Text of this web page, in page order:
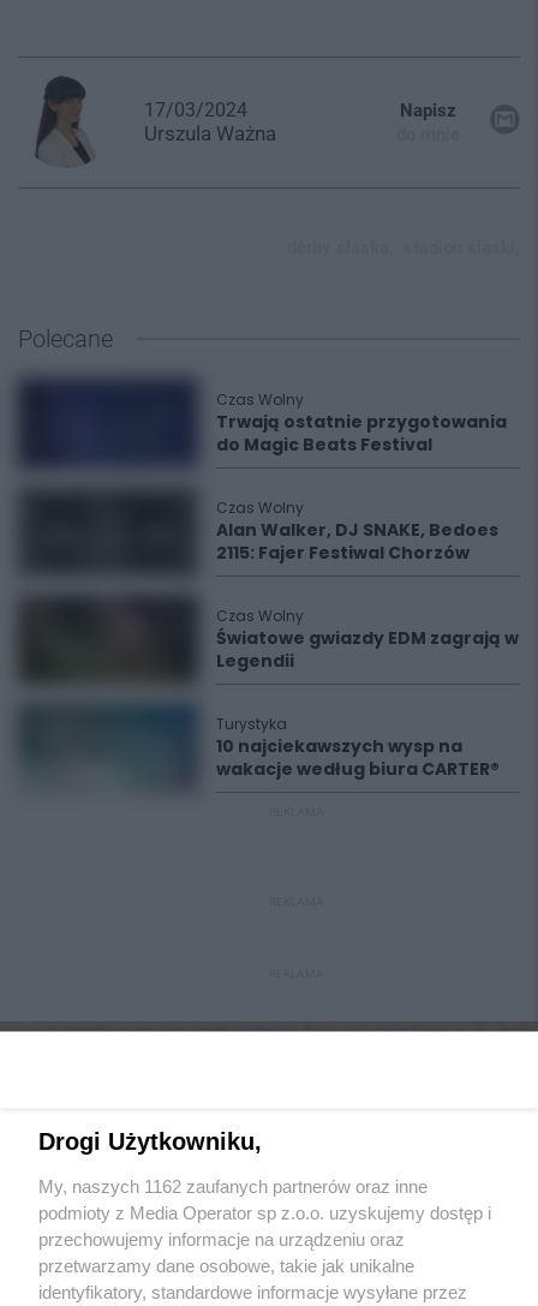
17/03/2024
Urszula Ważna
Napisz
Polecane
Czas Wolny
Trwają ostatnie przygotowania
do Magic Beats Festival
Czas Wolny
Alan Walker, DJ SNAKE, Bedoes
2115: Fajer Festiwal Chorzów
Czas Wolny
Światowe gwiazdy EDM zagrają w
Legendii
Turystyka
10 najciekawszych wysp na
wakacje według biura CARTER®
Wydawca mediówlokalnych
Drogi Użytkowniku,
My, naszych 1162 zaufanych partnerów oraz inne
podmioty z Media Operator sp z.o.o. uzyskujemy dostęp i
przechowujemy informacje na urządzeniu oraz
przetwarzamy dane osobowe, takie jak unikalne
identyfikatory, standardowe informacje wysyłane przez